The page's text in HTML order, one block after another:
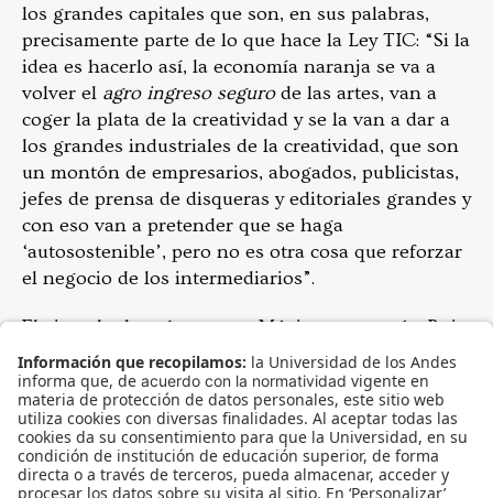
los grandes capitales que son, en sus palabras,
precisamente parte de lo que hace la Ley TIC: “Si la
idea es hacerlo así, la economía naranja se va a
volver el agro ingreso segurode las artes, van a
coger la plata de la creatividad y se la van a dar a
los grandes industriales de la creatividad, que son
un montón de empresarios, abogados, publicistas,
jefes de prensa de disqueras y editoriales grandes y
con eso van a pretender que se haga
‘autosostenible’, pero no es otra cosa que reforzar
el negocio de los intermediarios”.
El ejemplo de países como México, que según Ruiz
tienen una inversión nada débil en incubadoras y
desarrollos, no es bajo tampoco en formación e
incentivos que no necesariamente van a la gran
industria, “como la de los cafeteros, por ejemplo, o
la de las aerolíneas y hoteles” sino que son
destinados al sector cultura y deporte. Para ella